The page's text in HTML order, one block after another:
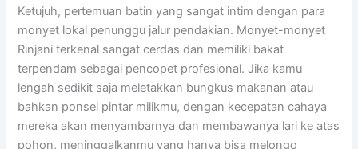
Ketujuh, pertemuan batin yang sangat intim dengan para
monyet lokal penunggu jalur pendakian. Monyet-monyet
Rinjani terkenal sangat cerdas dan memiliki bakat
terpendam sebagai pencopet profesional. Jika kamu
lengah sedikit saja meletakkan bungkus makanan atau
bahkan ponsel pintar milikmu, dengan kecepatan cahaya
mereka akan menyambarnya dan membawanya lari ke atas
pohon, meninggalkanmu yang hanya bisa melongo